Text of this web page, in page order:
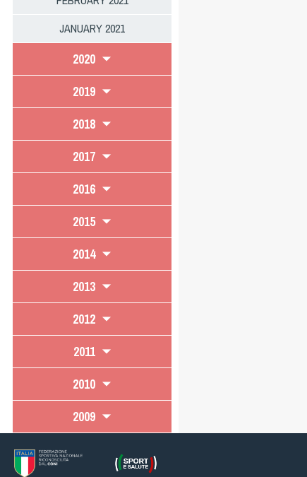
JANUARY 2021
2020
2019
2018
2017
2016
2015
2014
2013
2012
2011
2010
2009